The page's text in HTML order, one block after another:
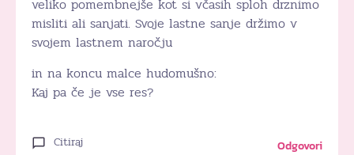
veliko pomembnejše kot si včasih sploh drznimo
misliti ali sanjati. Svoje lastne sanje držimo v
svojem lastnem naročju
in na koncu malce hudomušno:
Kaj pa če je vse res?
Citiraj Odgovori